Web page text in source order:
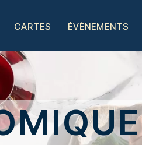
CARTES ÉVÈNEMENTS